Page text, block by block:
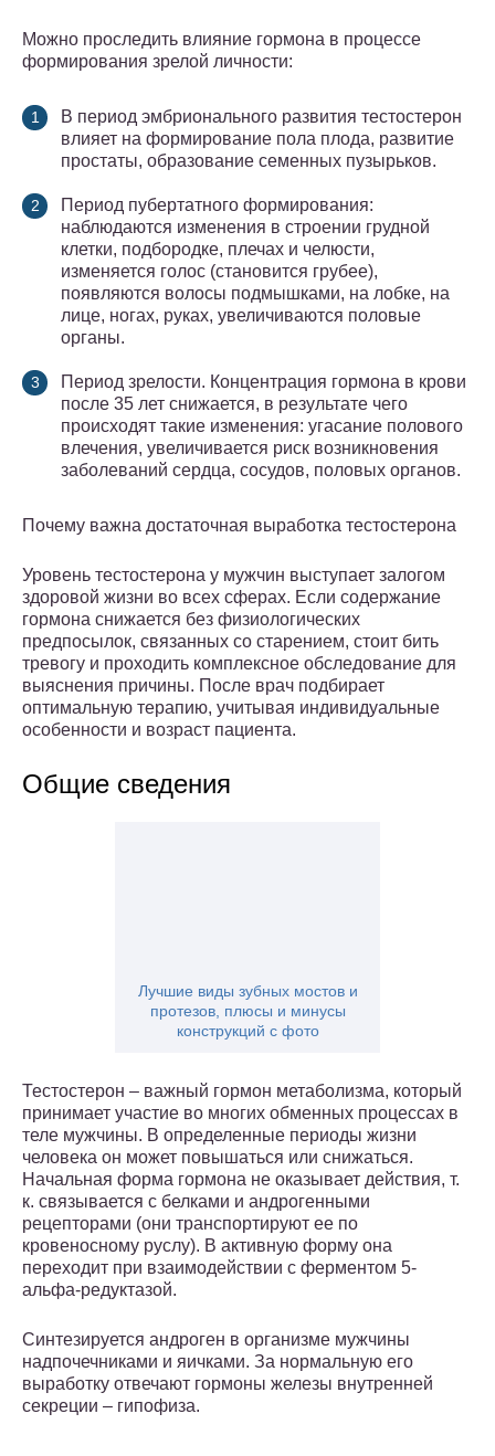
Можно проследить влияние гормона в процессе
формирования зрелой личности:
В период эмбрионального развития тестостерон
влияет на формирование пола плода, развитие
простаты, образование семенных пузырьков.
Период пубертатного формирования:
наблюдаются изменения в строении грудной
клетки, подбородке, плечах и челюсти,
изменяется голос (становится грубее),
появляются волосы подмышками, на лобке, на
лице, ногах, руках, увеличиваются половые
органы.
Период зрелости. Концентрация гормона в крови
после 35 лет снижается, в результате чего
происходят такие изменения: угасание полового
влечения, увеличивается риск возникновения
заболеваний сердца, сосудов, половых органов.
Почему важна достаточная выработка тестостерона
Уровень тестостерона у мужчин выступает залогом
здоровой жизни во всех сферах. Если содержание
гормона снижается без физиологических
предпосылок, связанных со старением, стоит бить
тревогу и проходить комплексное обследование для
выяснения причины. После врач подбирает
оптимальную терапию, учитывая индивидуальные
особенности и возраст пациента.
Общие сведения
Лучшие виды зубных мостов и
протезов, плюсы и минусы
конструкций с фото
Тестостерон – важный гормон метаболизма, который
принимает участие во многих обменных процессах в
теле мужчины. В определенные периоды жизни
человека он может повышаться или снижаться.
Начальная форма гормона не оказывает действия, т.
к. связывается с белками и андрогенными
рецепторами (они транспортируют ее по
кровеносному руслу). В активную форму она
переходит при взаимодействии с ферментом 5-
альфа-редуктазой.
Синтезируется андроген в организме мужчины
надпочечниками и яичками. За нормальную его
выработку отвечают гормоны железы внутренней
секреции – гипофиза.